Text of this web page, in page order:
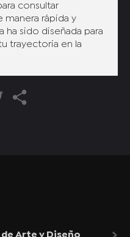
consultar
manera rápida y
ha sido diseñada para
trayectoria en la
Arte y Diseño